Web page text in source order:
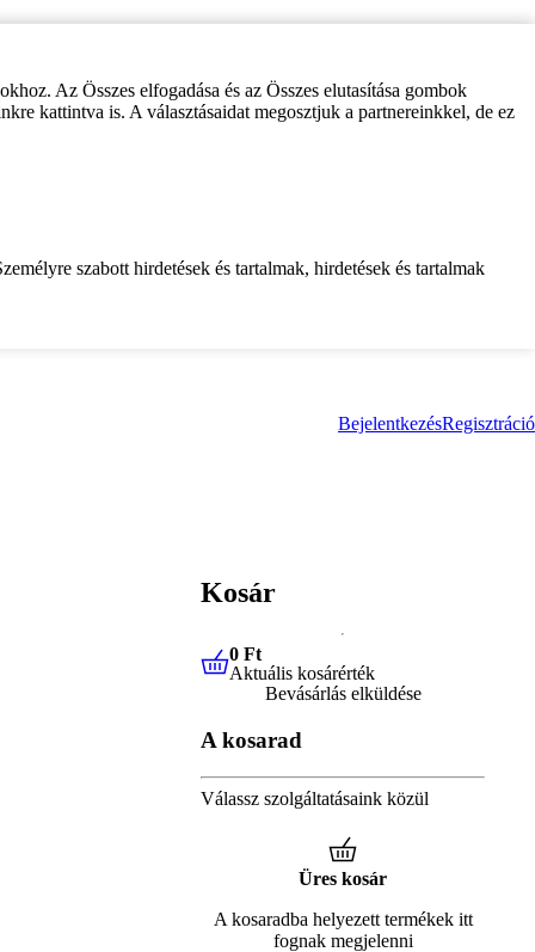
Az Összes elfogadása és az Összes elutasítása gombok
kattintva is. A választásaidat megosztjuk a partnereinkkel, de ez
szabott hirdetések és tartalmak, hirdetések és tartalmak
BejelentkezésRegisztráció
Kosár
0 FtAktuális kosárérték
0 Ft
Aktuális kosárérték
Bevásárlás elküldése
A kosarad
Válassz szolgáltatásaink közül
Üres kosár
A kosaradba helyezett termékek itt
fognak megjelenni